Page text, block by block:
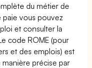
du métier de
paie vous pouvez
et consulter la
code ROME (pour
et des emplois) est
précise par